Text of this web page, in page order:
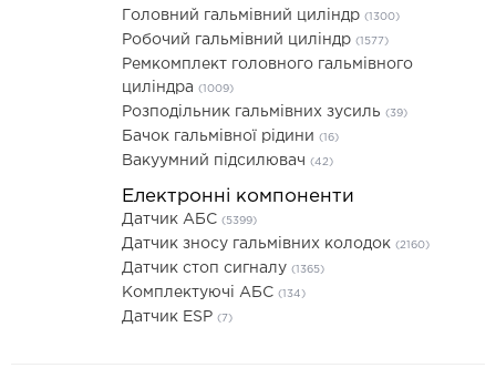
Головний гальмівний циліндр (1300)
Робочий гальмівний циліндр (1577)
Ремкомплект головного гальмівного
циліндра (1009)
Розподільник гальмівних зусиль (39)
Бачок гальмівної рідини (16)
Вакуумний підсилювач (42)
Електронні компоненти
Датчик АБС (5399)
Датчик зносу гальмівних колодок (2160)
Датчик стоп сигналу (1365)
Комплектуючі АБС (134)
Датчик ESP (7)